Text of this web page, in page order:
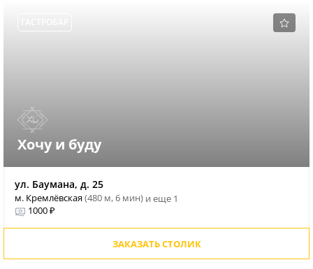
Хочу и буду
ул. Баумана, д. 25
м. Кремлёвская(480 м, 6 мин) и еще 1
1000 ₽
ЗАКАЗАТЬ СТОЛИК